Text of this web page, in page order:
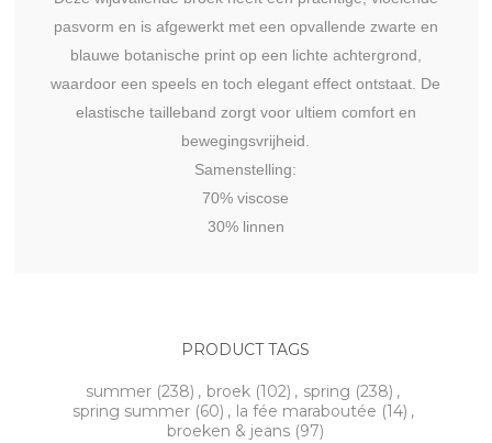
pasvorm en is afgewerkt met een opvallende zwarte en
blauwe botanische print op een lichte achtergrond,
waardoor een speels en toch elegant effect ontstaat. De
elastische tailleband zorgt voor ultiem comfort en
bewegingsvrijheid.
Samenstelling:
70% viscose
30% linnen
PRODUCT TAGS
summer (238) , broek (102) , spring (238) ,
spring summer (60) , la fée maraboutée (14) ,
broeken & jeans (97)